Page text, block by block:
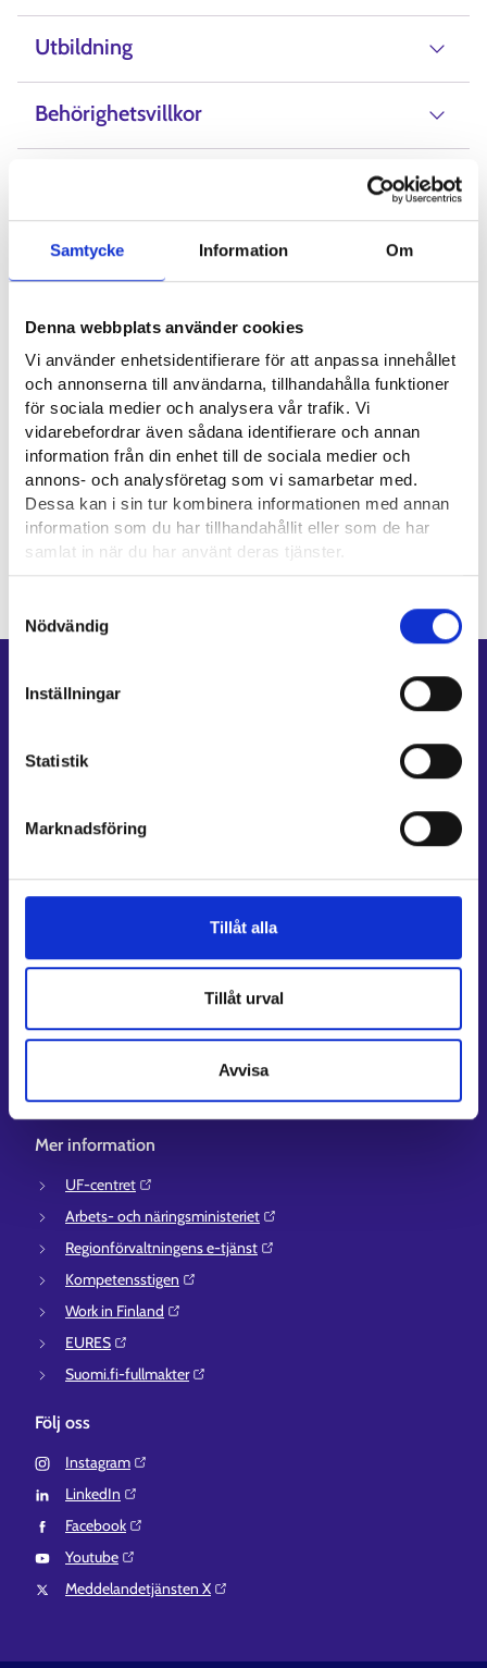
Samtycke Information Om
Denna webbplats använder cookies
Vi använder enhetsidentifierare för att anpassa innehållet
och annonserna till användarna, tillhandahålla funktioner
för sociala medier och analysera vår trafik. Vi
vidarebefordrar även sådana identifierare och annan
information från din enhet till de sociala medier och
annons- och analysföretag som vi samarbetar med.
Dessa kan i sin tur kombinera informationen med annan
information som du har tillhandahållit eller som de har
samlat in när du har använt deras tjänster.
Cookies
Nödvändig
Inställningar
Statistik
Marknadsföring
Tillåt alla
Tillåt urval
Avvisa
Utbildning
Behörighetsvillkor
Nyttiga länkar
Opetusalan Ammattijärjestö OAJ ry⁠
Suomen Opettajaksi Opiskelevien Liitto SOOL ry ⁠
Yrkesområde
Fostran, undervisning och utbildning
Genvägar
Min karriärstig
Lediga arbetsplatser
Kundservice
Kontaktuppgifter till sysselsättningsområden
Stöd för e-tjänster
Information om utkomstskydd för arbetslösa
Rådgivningstjänster för arbetsgivare och företagare
Anvisningar för avsnitten E-tjänster och Min karriärstig
Stöd och respons
Mer information
UF-centret⁠
Arbets- och näringsministeriet⁠
Regionförvaltningens e-tjänst⁠
Kompetensstigen⁠
Work in Finland⁠
EURES⁠
Suomi.fi-fullmakter⁠
Följ oss
Instagram⁠
LinkedIn⁠
Facebook⁠
Youtube⁠
Meddelandetjänsten X⁠